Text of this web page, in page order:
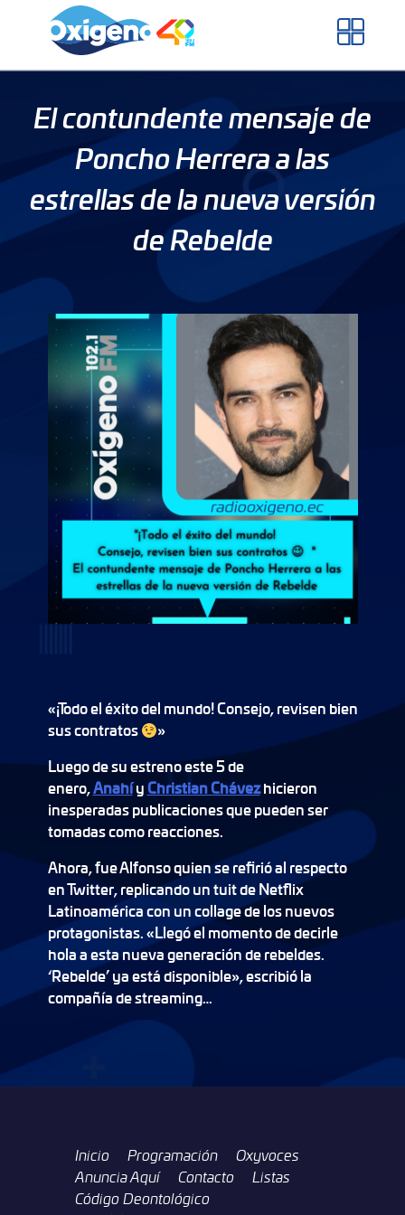
El contundente mensaje de
Poncho Herrera a las
estrellas de la nueva versión
de Rebelde
«¡Todo el éxito del mundo! Consejo, revisen bien
sus contratos
»
Luego de su estreno este 5 de
enero,AnahíyChristian Chávezhicieron
inesperadas publicaciones que pueden ser
tomadas como reacciones.
Ahora, fue Alfonso quien se refirió al respecto
en Twitter, replicando un tuit de Netflix
Latinoamérica con un collage de los nuevos
protagonistas. «Llegó el momento de decirle
hola a esta nueva generación de rebeldes.
‘Rebelde’ ya está disponible», escribió la
compañía de streaming…
Inicio Programación
Oxyvoces
Anuncia Aquí
Contacto
Listas
Código Deontológico